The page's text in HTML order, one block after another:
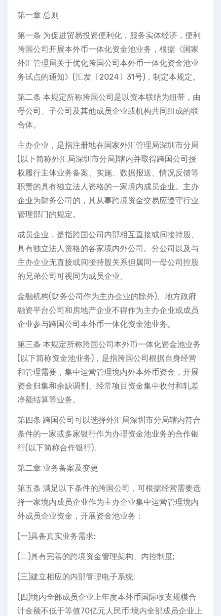
第一章 总则
第一条 为促进贸易投资便利化，服务实体经济，便利
跨国公司开展本外币一体化资金池业务，根据《国家
外汇管理局关于优化跨国公司本外币一体化资金池业
务试点的通知》(汇发〔2024〕31号)，制定本规定。
第二条 本规定所称跨国公司是以资本联结为纽带，由
母公司、子公司及其他成员企业或机构共同组成的联
合体。
主办企业，是指注册地在国家外汇管理局深圳市分局
(以下简称外汇局深圳市分局)辖内并取得跨国公司授
权履行主体业务备案、实施、数据报送、情况反馈等
职责的具有独立法人资格的一家境内成员企业。主办
企业为财务公司的，其从事跨境资金交易应遵守行业
管理部门的规定。
成员企业，是指跨国公司内部相互直接或间接持股、
具有独立法人资格的各家境内外公司。分公司以及与
主办企业无直接或间接持股关系但属同一母公司控股
的兄弟公司可视同为成员企业。
金融机构(财务公司作为主办企业的除外)、地方政府
融资平台公司和房地产企业不得作为主办企业或成员
企业参与跨国公司本外币一体化资金池业务。
第三条 本规定所称跨国公司本外币一体化资金池业务
(以下简称资金池业务)，是指跨国公司根据自身经营
和管理需要，集中运营管理境内外本外币资金，开展
资金归集和余缺调剂、经常项目资金集中收付和轧差
净额结算等业务。
第四条 跨国公司可以选择外汇局深圳市分局辖内符合
条件的一家或多家银行作为办理资金池业务的合作银
行(以下简称合作银行)。
第二章 业务备案及变更
第五条 满足以下条件的跨国公司，可根据经营需要选
择一家境内成员企业作为主办企业集中运营管理境内
外成员企业资金，开展资金池业务：
(一)具备真实业务需求;
(二)具有完善的跨境资金管理架构、内控制度;
(三)建立相应的内部管理电子系统;
(四)境内全部成员企业上年度本外币国际收支规模合
计金额不低于等值70亿元人民币;境内全部成员企业上